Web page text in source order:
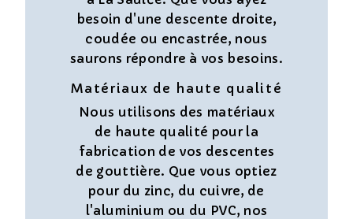
besoin d'une descente droite,
coudée ou encastrée, nous
saurons répondre à vos besoins.
Matériaux de haute qualité
Nous utilisons des matériaux
de haute qualité pour la
fabrication de vos descentes
de gouttière. Que vous optiez
pour du zinc, du cuivre, de
l'aluminium ou du PVC, nos